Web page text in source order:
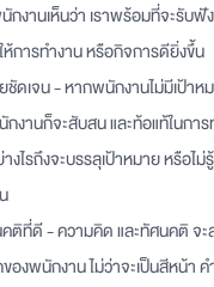
กงานเห็นว่า เราพร้อมที่จะรับฟั
ห้การทำงาน หรือกิจการดียิ่งขึ้น
ชัดเจน - หากพนักงานไม่มีเป้าห
งานก็จะสับสน และท้อแท้ในการ
งไรถึงจะบรรลุเป้าหมาย หรือไม่
ติที่ดี - ความคิด และทัศนคติ จ
องพนักงาน ไม่ว่าจะเป็นสีหน้า